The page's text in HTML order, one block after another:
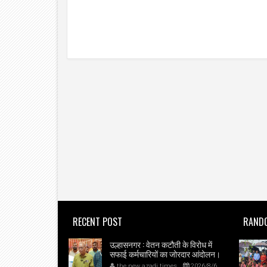
RECENT POST
उल्हासनगर : वेतन कटौती के विरोध में
सफाई कर्मचारियों का जोरदार आंदोलन।